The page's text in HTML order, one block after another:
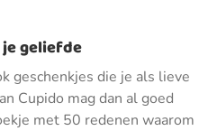
geliefde
geschenkjes die je als lieve
Cupido mag dan al goed
met 50 redenen waarom